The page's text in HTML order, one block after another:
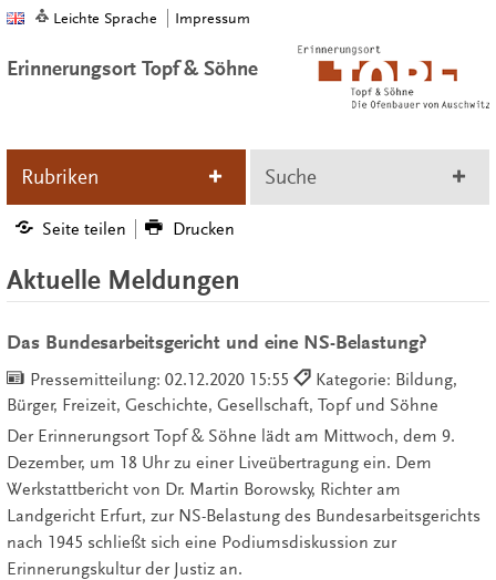
Leichte Sprache Impressum
Erinnerungsort Topf & Söhne
Rubriken Suche
Seite teilen Drucken
Aktuelle Meldungen
Das Bundesarbeitsgericht und eine NS-Belastung?
Pressemitteilung: 02.12.2020 15:55
Kategorie: Bildung,
Bürger, Freizeit, Geschichte, Gesellschaft, Topf und Söhne
Der Erinnerungsort Topf & Söhne lädt am Mittwoch, dem 9.
Dezember, um 18 Uhr zu einer Liveübertragung ein. Dem
Werkstattbericht von Dr. Martin Borowsky, Richter am
Landgericht Erfurt, zur NS-Belastung des Bundesarbeitsgerichts
nach 1945 schließt sich eine Podiumsdiskussion zur
Erinnerungskultur der Justiz an.